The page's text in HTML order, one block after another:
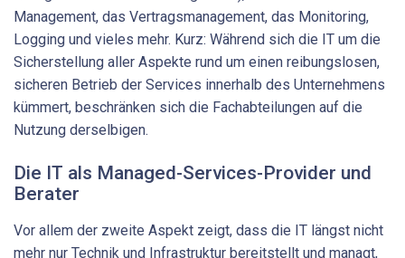
Management, das Vertragsmanagement, das Monitoring,
Logging und vieles mehr. Kurz: Während sich die IT um die
Sicherstellung aller Aspekte rund um einen reibungslosen,
sicheren Betrieb der Services innerhalb des Unternehmens
kümmert, beschränken sich die Fachabteilungen auf die
Nutzung derselbigen.
Die IT als Managed-Services-Provider und
Berater
Vor allem der zweite Aspekt zeigt, dass die IT längst nicht
mehr nur Technik und Infrastruktur bereitstellt und managt,